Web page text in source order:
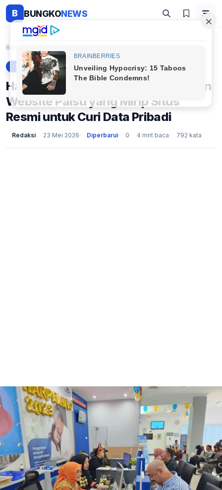
B BUNGKONEWS
Beranda
BERITA
Hati-Hati! TASPEN Kendari Temukan
Website Palsu yang Mirip Situs
Resmi untuk Curi Data Pribadi
Redaksi 23 Mei 2026 Diperbarui 0 4 mnt baca 792 kata